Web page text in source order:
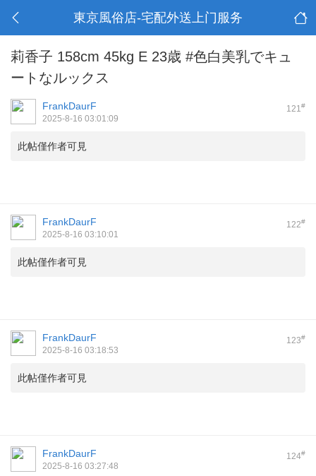
東京風俗店-宅配外送上门服务
莉香子 158cm 45kg E 23歳 #色白美乳でキュ
ートなルックス
121#
FrankDaurF
2025-8-16 03:01:09
此帖僅作者可見
122#
FrankDaurF
2025-8-16 03:10:01
此帖僅作者可見
123#
FrankDaurF
2025-8-16 03:18:53
此帖僅作者可見
124#
FrankDaurF
2025-8-16 03:27:48